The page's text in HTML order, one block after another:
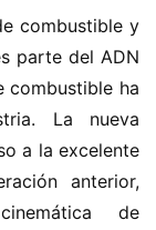
combustible y
parte del ADN
combustible ha
La nueva
a la excelente
anterior,
de